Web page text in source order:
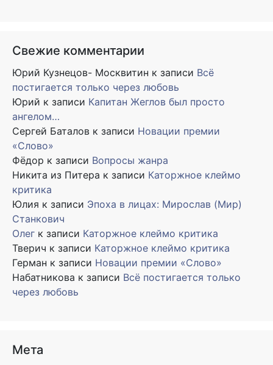
Свежие комментарии
Юрий Кузнецов- Москвитин к записи Всё
постигается только через любовь
Юрий к записи Капитан Жеглов был просто
ангелом…
Сергей Баталов к записи Новации премии
«Слово»
Фёдор к записи Вопросы жанра
Никита из Питера к записи Каторжное клеймо
критика
Юлия к записи Эпоха в лицах: Мирослав (Мир)
Станкович
Олег к записи Каторжное клеймо критика
Тверич к записи Каторжное клеймо критика
Герман к записи Новации премии «Слово»
Набатникова к записи Всё постигается только
через любовь
Мета